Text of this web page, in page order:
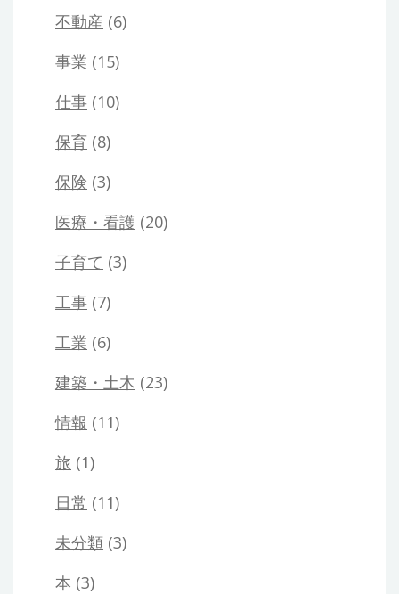
不動産 (6)
事業 (15)
仕事 (10)
保育 (8)
保険 (3)
医療・看護 (20)
子育て (3)
工事 (7)
工業 (6)
建築・土木 (23)
情報 (11)
旅 (1)
日常 (11)
未分類 (3)
本 (3)